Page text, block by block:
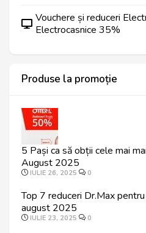
Vouchere și reduceri
Electrocasnice 35%
Produse la promoție
5 Pași ca să obții cele mai
August 2025
IULIE 26, 2025 0
Top 7 reduceri Dr.Max
august 2025
IULIE 23, 2025 0